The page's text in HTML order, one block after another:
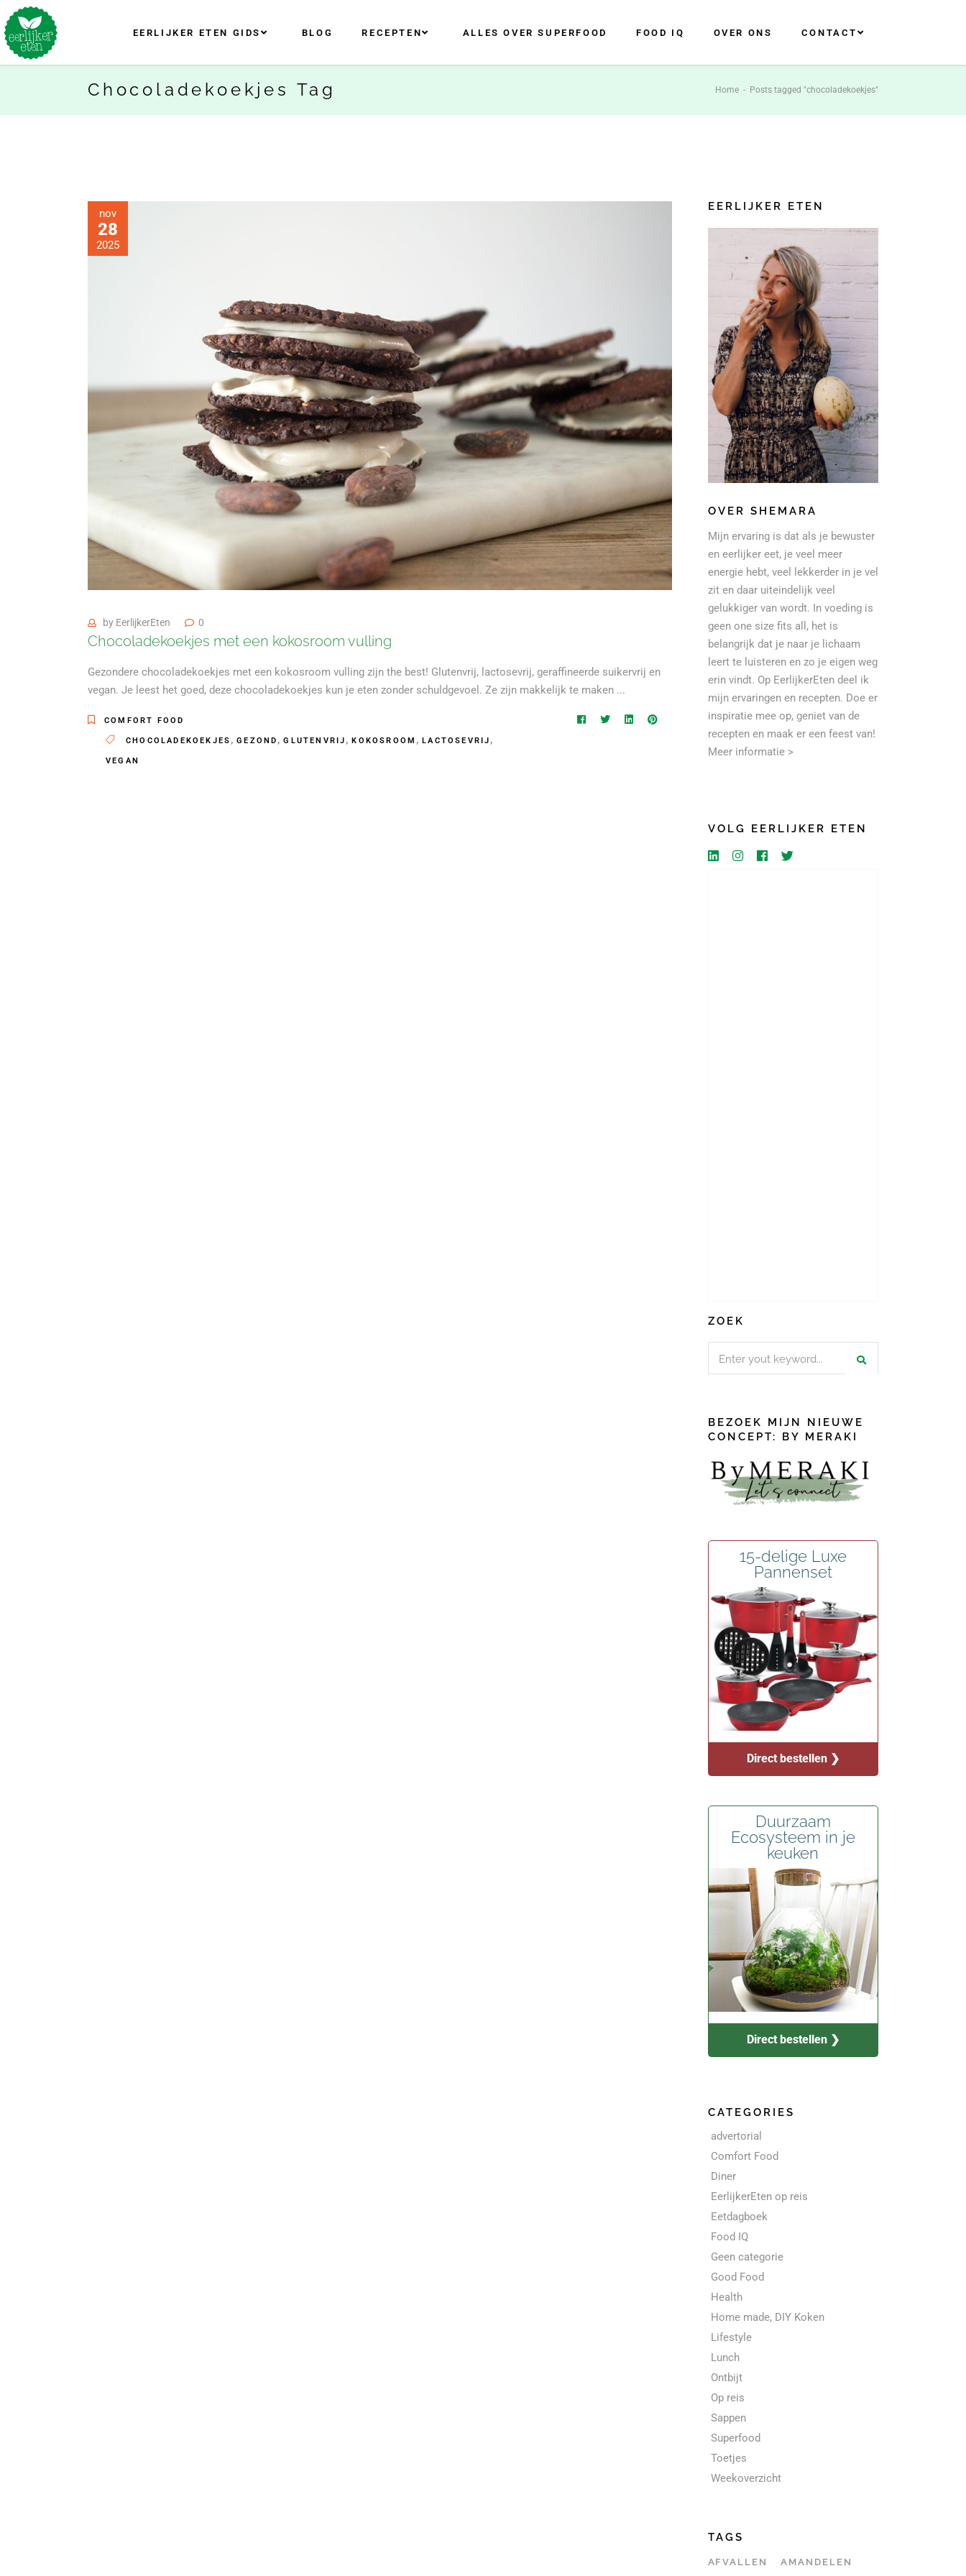
EERLIJKER ETEN GIDS BLOG RECEPTEN ALLES OVER SUPERFOOD FOOD IQ OVER ONS CONTACT
Chocoladekoekjes Tag Home - Posts tagged "chocoladekoekjes"
nov
28
2025
by EerlijkerEten 0
Chocoladekoekjes met een kokosroom vulling
Gezondere chocoladekoekjes met een kokosroom vulling zijn the best! Glutenvrij, lactosevrij, geraffineerde suikervrij en
vegan. Je leest het goed, deze chocoladekoekjes kun je eten zonder schuldgevoel. Ze zijn makkelijk te maken
COMFORT FOOD
CHOCOLADEKOEKJES ,GEZOND ,GLUTENVRIJ ,KOKOSROOM ,LACTOSEVRIJ ,
VEGAN
EERLIJKER ETEN
OVER SHEMARA
Mijn ervaring is dat als je bewuster
en eerlijker eet, je veel meer
energie hebt, veel lekkerder in je vel
zit en daar uiteindelijk veel
gelukkiger van wordt. In voeding is
geen one size fits all, het is
belangrijk dat je naar je lichaam
leert te luisteren en zo je eigen weg
erin vindt. Op EerlijkerEten deel ik
mijn ervaringen en recepten. Doe er
inspiratie mee op, geniet van de
recepten en maak er een feest van!
Meer informatie >
VOLG EERLIJKER ETEN
ZOEK
BEZOEK MIJN NIEUWE
CONCEPT: BY MERAKI
15-delige Luxe
Pannenset
Direct bestellen ❯
Duurzaam
Ecosysteem in je
keuken
Direct bestellen ❯
CATEGORIES
advertorial
Comfort Food
Diner
EerlijkerEten op reis
Eetdagboek
Food IQ
Geen categorie
Good Food
Health
Home made, DIY Koken
Lifestyle
Lunch
Ontbijt
Op reis
Sappen
Superfood
Toetjes
Weekoverzicht
TAGS
AFVALLEN AMANDELEN